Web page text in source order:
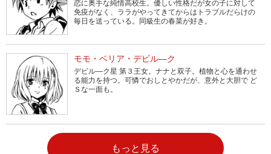
恋に奥手な純情高校生。優しい性格だが女の子に対して
免疫がなく、ララがやってきてからはトラブルだらけの
毎日を送っている。同級生の春菜が好き。
モモ・ベリア・デビル―ク
デビル―ク星 第３王女。ナナと双子。植物と心を通わせ
る能力を持つ。可憐でおしとやかだが、意外と大胆で ど
Ｓな一面も。
もっと見る